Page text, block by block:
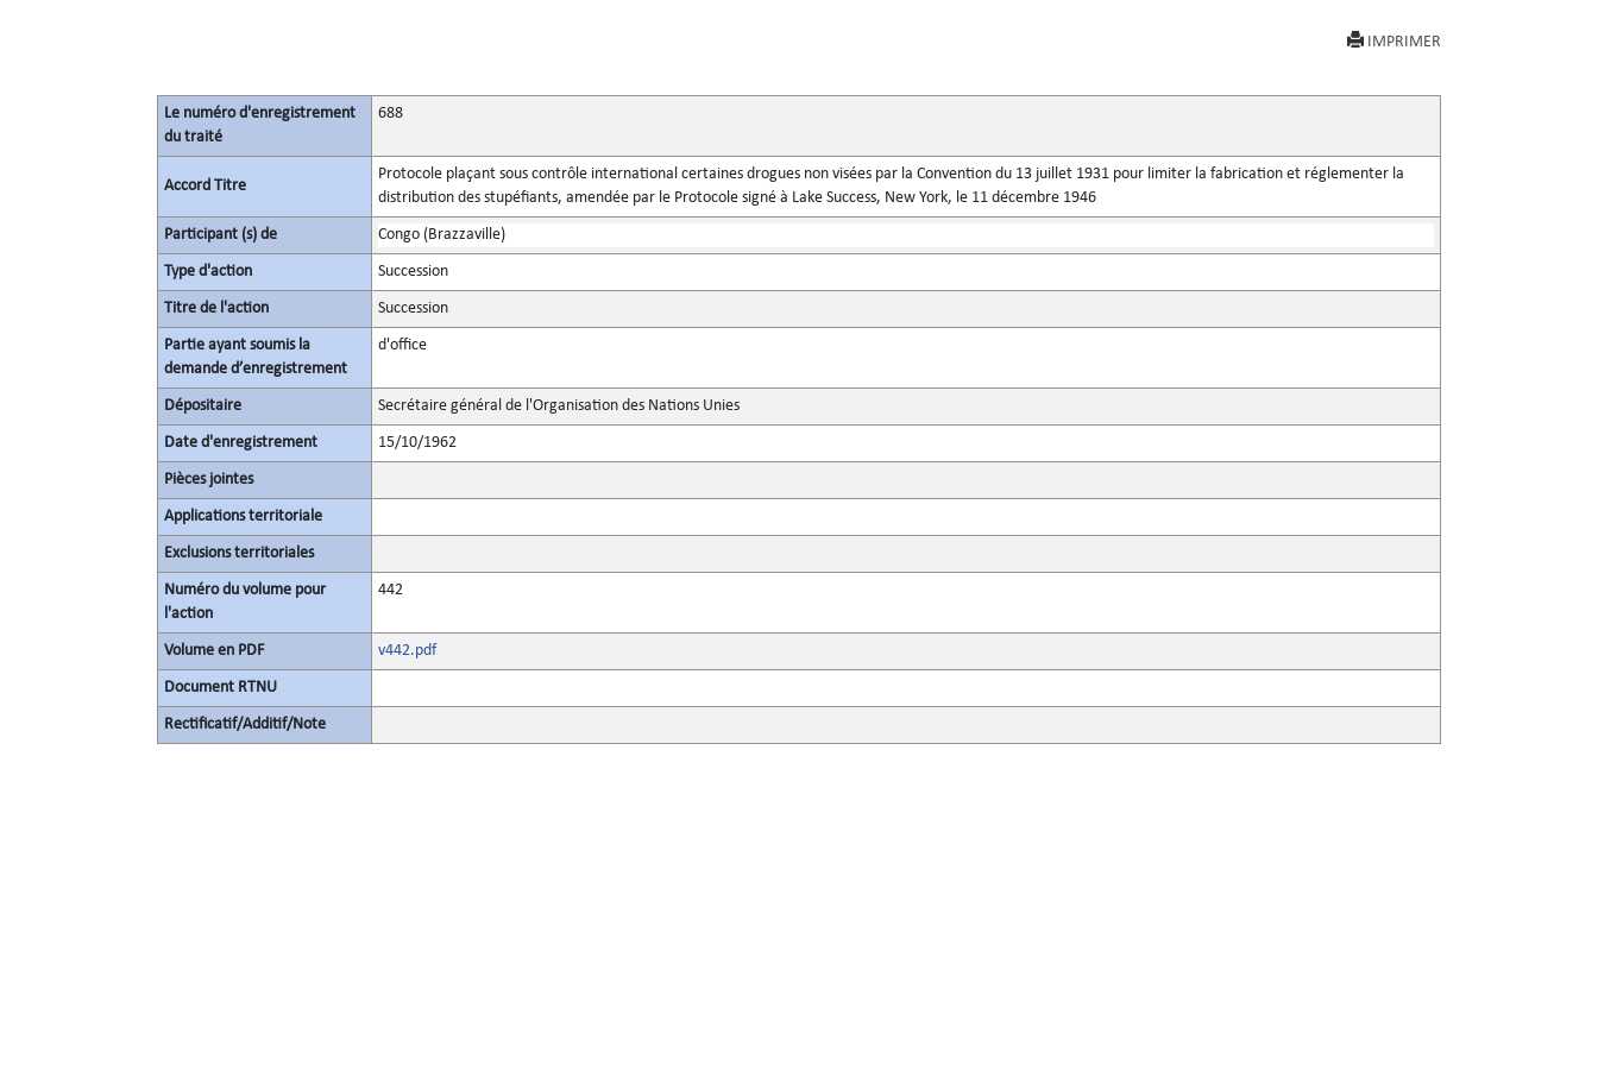
IMPRIMER
Le numéro d'enregistrement
du traité
688
Accord Titre
Protocole plaçant sous contrôle international certaines drogues non visées par la Convention du 13 juillet 1931 pour limiter la fabrication et réglementer la
distribution des stupéfiants, amendée par le Protocole signé à Lake Success, New York, le 11 décembre 1946
Participant (s) de Congo (Brazzaville)
Type d'action Succession
Titre de l'action Succession
Partie ayant soumis la
demande d’enregistrement
d'office
Dépositaire Secrétaire général de l'Organisation des Nations Unies
Date d'enregistrement 15/10/1962
Pièces jointes
Applications territoriale
Exclusions territoriales
Numéro du volume pour
l'action
442
Volume en PDF v442.pdf
Document RTNU
Rectificatif/Additif/Note